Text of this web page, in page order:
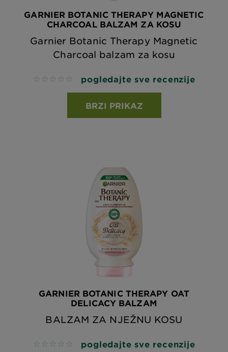
GARNIER BOTANIC THERAPY MAGNETIC
CHARCOAL BALZAM ZA KOSU
Garnier Botanic Therapy Magnetic
Charcoal balzam za kosu
No reviews pogledajte sve recenzije
BRZI PRIKAZ
GARNIER BOTANIC THERAPY OAT
DELICACY BALZAM
BALZAM ZA NJEŽNU KOSU
No reviews pogledajte sve recenzije